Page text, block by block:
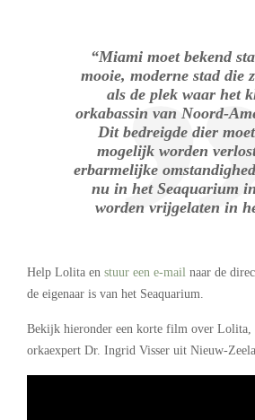
“Miami moet bekend
mooie, moderne stad die
als de plek waar het
orkabassin van Noord-
Dit bedreigde dier
mogelijk worden
erbarmelijke
nu in het Seaquarium
worden vrijgelaten in
Help Lolita en stuur een e-mail naar de
de eigenaar is van het Seaquarium.
Bekijk hieronder een korte film over Lolita,
orkaexpert Dr. Ingrid Visser uit Nieuw-